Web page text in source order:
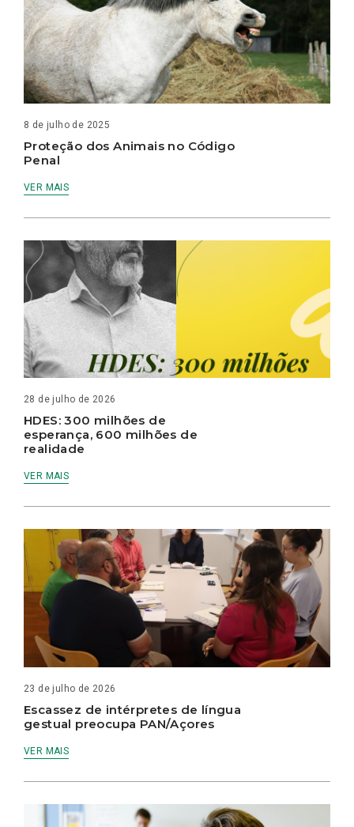
8 de julho de 2025
Proteção dos Animais no Código
Penal
VER MAIS
28 de julho de 2026
HDES: 300 milhões de
esperança, 600 milhões de
realidade
VER MAIS
23 de julho de 2026
Escassez de intérpretes de língua
gestual preocupa PAN/Açores
VER MAIS